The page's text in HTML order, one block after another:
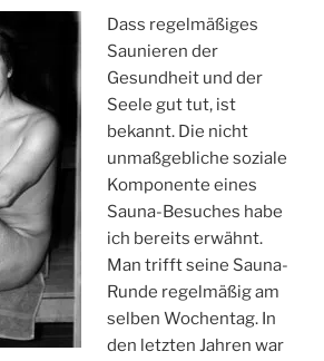
Dass regelmäßiges
Saunieren der
Gesundheit und der
Seele gut tut, ist
bekannt. Die nicht
unmaßgebliche soziale
Komponente eines
Sauna-Besuches habe
ich bereits erwähnt.
Man trifft seine Sauna-
Runde regelmäßig am
selben Wochentag. In
den letzten Jahren war